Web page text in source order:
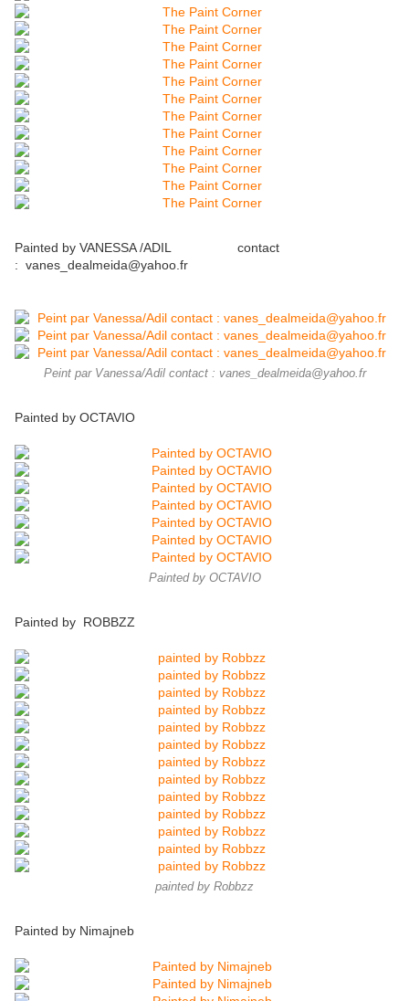
Painted by VANESSA /ADIL contact
: vanes_dealmeida@yahoo.fr
Peint par Vanessa/Adil contact : vanes_dealmeida@yahoo.fr
Painted by OCTAVIO
Painted by OCTAVIO
Painted by ROBBZZ
painted by Robbzz
Painted by Nimajneb